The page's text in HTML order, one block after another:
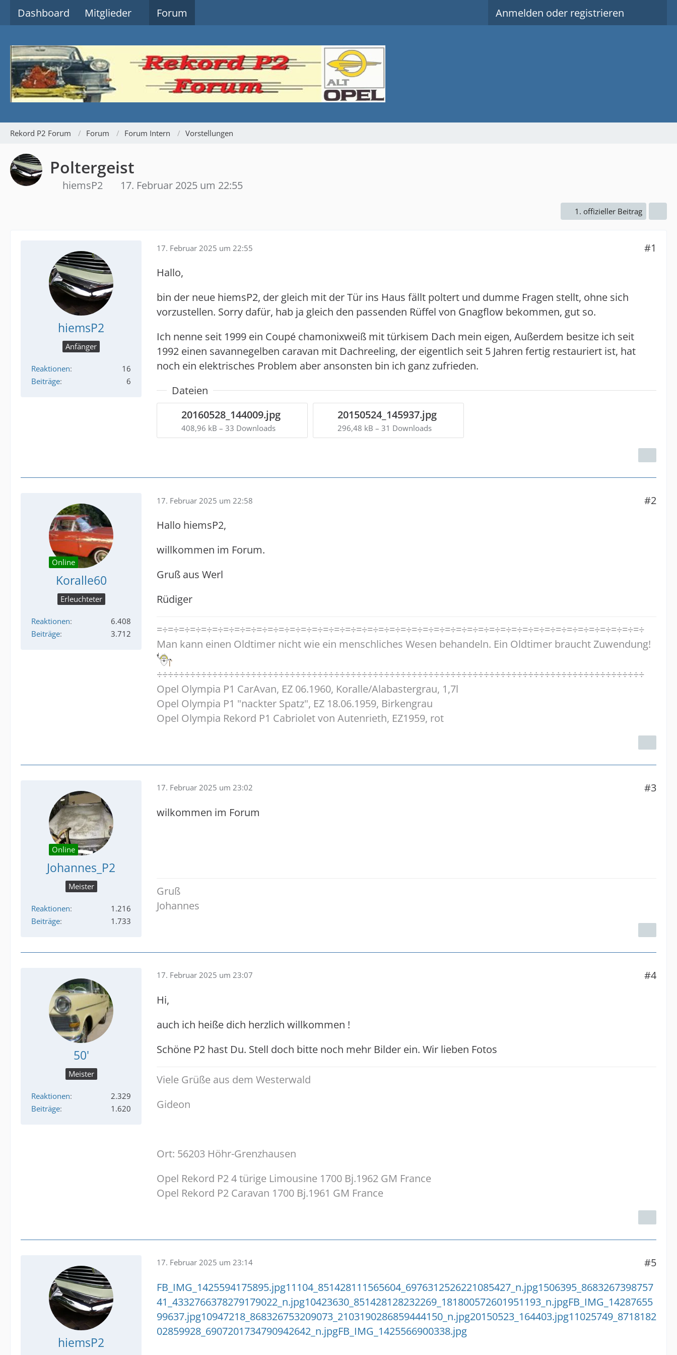
Dashboard Mitglieder Forum Anmelden oder registrieren
Rekord P2 Forum Forum Forum Intern Vorstellungen
Poltergeist
hiemsP2 17. Februar 2025 um 22:55
1. offizieller Beitrag
hiemsP2
Anfänger
Reaktionen
16
Beiträge
6
17. Februar 2025 um 22:55
#1
Hallo,
bin der neue hiemsP2, der gleich mit der Tür ins Haus fällt poltert und dumme Fragen stellt, ohne sich
vorzustellen. Sorry dafür, hab ja gleich den passenden Rüffel von Gnagflow bekommen, gut so.
Ich nenne seit 1999 ein Coupé chamonixweiß mit türkisem Dach mein eigen, Außerdem besitze ich seit
1992 einen savannegelben caravan mit Dachreeling, der eigentlich seit 5 Jahren fertig restauriert ist, hat
noch ein elektrisches Problem aber ansonsten bin ich ganz zufrieden.
Dateien
20160528_144009.jpg
408,96 kB – 33 Downloads
20150524_145937.jpg
296,48 kB – 31 Downloads
Online
Koralle60
Erleuchteter
Reaktionen
6.408
Beiträge
3.712
17. Februar 2025 um 22:58
#2
Hallo hiemsP2,
willkommen im Forum.
Gruß aus Werl
Rüdiger
=÷=÷=÷=÷=÷=÷=÷=÷=÷=÷=÷=÷=÷=÷=÷=÷=÷=÷=÷=÷=÷=÷=÷=÷=÷=÷=÷=÷=÷=÷=÷=÷=÷=÷=÷=÷=÷=÷=÷=÷=÷=÷=÷=÷
Man kann einen Oldtimer nicht wie ein menschliches Wesen behandeln. Ein Oldtimer braucht Zuwendung!
÷÷÷÷÷÷÷÷÷÷÷÷÷÷÷÷÷÷÷÷÷÷÷÷÷÷÷÷÷÷÷÷÷÷÷÷÷÷÷÷÷÷÷÷÷÷÷÷÷÷÷÷÷÷÷÷÷÷÷÷÷÷÷÷÷÷÷÷÷÷÷÷÷÷÷÷÷÷÷÷÷÷÷÷÷÷÷÷
Opel Olympia P1 CarAvan, EZ 06.1960, Koralle/Alabastergrau, 1,7l
Opel Olympia P1 "nackter Spatz", EZ 18.06.1959, Birkengrau
Opel Olympia Rekord P1 Cabriolet von Autenrieth, EZ1959, rot
Online
Johannes_P2
Meister
Reaktionen
1.216
Beiträge
1.733
17. Februar 2025 um 23:02
#3
wilkommen im Forum
Gruß
Johannes
50'
Meister
Reaktionen
2.329
Beiträge
1.620
17. Februar 2025 um 23:07
#4
Hi,
auch ich heiße dich herzlich willkommen !
Schöne P2 hast Du. Stell doch bitte noch mehr Bilder ein. Wir lieben Fotos
Viele Grüße aus dem Westerwald
Gideon
Ort: 56203 Höhr-Grenzhausen
Opel Rekord P2 4 türige Limousine 1700 Bj.1962 GM France
Opel Rekord P2 Caravan 1700 Bj.1961 GM France
hiemsP2
17. Februar 2025 um 23:14
#5
FB_IMG_1425594175895.jpg11104_851428111565604_6976312526221085427_n.jpg1506395_8683267398757
41_4332766378279179022_n.jpg10423630_851428128232269_181800572601951193_n.jpgFB_IMG_14287655
99637.jpg10947218_868326753209073_2103190286859444150_n.jpg20150523_164403.jpg11025749_8718182
02859928_6907201734790942642_n.jpgFB_IMG_1425566900338.jpg